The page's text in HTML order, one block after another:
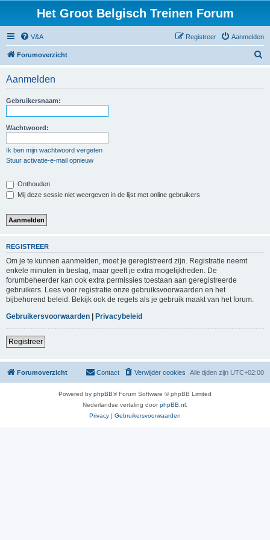
Het Groot Belgisch Treinen Forum
V&A Aanmelden
Registreer
Forumoverzicht
Aanmelden
Gebruikersnaam:
Wachtwoord:
Ik ben mijn wachtwoord vergeten
Stuur activatie-e-mail opnieuw
Onthouden
Mij deze sessie niet weergeven in de lijst met online gebruikers
REGISTREER
Om je te kunnen aanmelden, moet je geregistreerd zijn. Registratie neemt
enkele minuten in beslag, maar geeft je extra mogelijkheden. De
forumbeheerder kan ook extra permissies toestaan aan geregistreerde
gebruikers. Lees voor registratie onze gebruiksvoorwaarden en het
bijbehorend beleid. Bekijk ook de regels als je gebruik maakt van het forum.
Gebruikersvoorwaarden | Privacybeleid
Registreer
Forumoverzicht Alle tijden zijn UTC+02:00
Verwijder cookies
Contact
Powered by phpBB® Forum Software © phpBB Limited
Nederlandse vertaling doorphpBB.nl
Privacy | Gebruikersvoorwaarden